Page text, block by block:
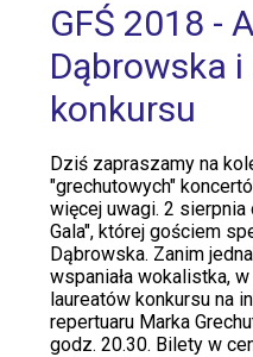
GFŚ 2018 -
Dąbrowska
konkursu
Dziś zapraszamy na
"grechutowych"
więcej uwagi. 2
Gala", której gościem
Dąbrowska. Zanim
wspaniała wokalistka,
laureatów konkursu na
repertuaru Marka
godz. 20.30. Bilety w